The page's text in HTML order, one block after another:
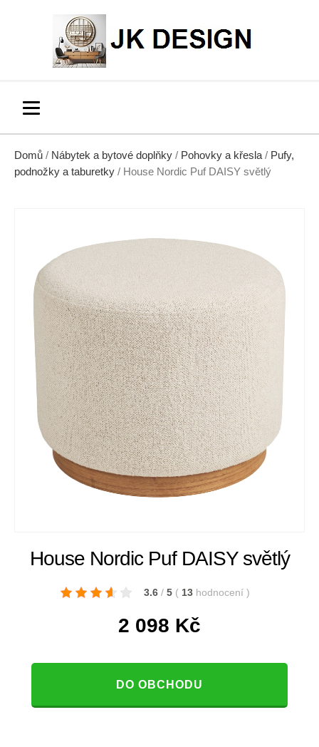
Domů / Nábytek a bytové doplňky / Pohovky a křesla / Pufy,
podnožky a taburetky / House Nordic Puf DAISY světlý
House Nordic Puf DAISY světlý
3.6 / 5 ( 13 hodnocení )
2 098 Kč
DO OBCHODU